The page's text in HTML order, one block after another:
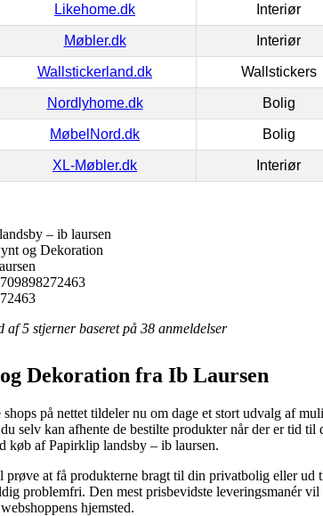
Likehome.dk Interiør
Møbler.dk Interiør
Wallstickerland.dk Wallstickers
Nordlyhome.dk Bolig
MøbelNord.dk Bolig
XL-Møbler.dk Interiør
– ib laursen
og Dekoration
af 5 stjerner baseret på 38 anmeldelser
Dekoration fra Ib Laursen
shops på nettet tildeler nu om dage et stort udvalg af
selv kan afhente de bestilte produkter når der er tid
køb af Papirklip landsby – ib laursen.
prøve at få produkterne bragt til din privatbolig eller
problemfri. Den mest prisbevidste leveringsmanér
hjemsted.